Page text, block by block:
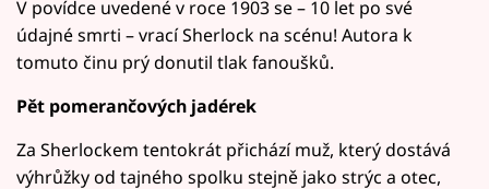
V povídce uvedené v roce 1903 se – 10 let po své
údajné smrti – vrací Sherlock na scénu! Autora k
tomuto činu prý donutil tlak fanoušků.
Pět pomerančových jadérek
Za Sherlockem tentokrát přichází muž, který dostává
výhrůžky od tajného spolku stejně jako strýc a otec,